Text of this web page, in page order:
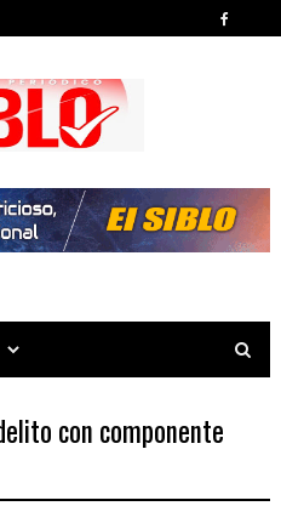
con componente